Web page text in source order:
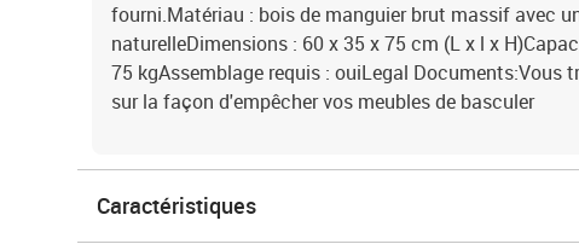
fourni.Matériau : bois de manguier brut massif avec
naturelleDimensions : 60 x 35 x 75 cm (L x l x
75 kgAssemblage requis : ouiLegal Documents:Vous
sur la façon d'empêcher vos meubles de basculer
Caractéristiques